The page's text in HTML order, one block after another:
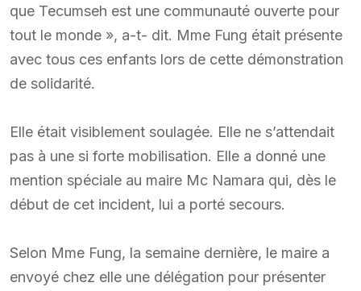
que Tecumseh est une communauté ouverte pour
tout le monde », a-t- dit. Mme Fung était présente
avec tous ces enfants lors de cette démonstration
de solidarité.
Elle était visiblement soulagée. Elle ne s’attendait
pas à une si forte mobilisation. Elle a donné une
mention spéciale au maire Mc Namara qui, dès le
début de cet incident, lui a porté secours.
Selon Mme Fung, la semaine dernière, le maire a
envoyé chez elle une délégation pour présenter